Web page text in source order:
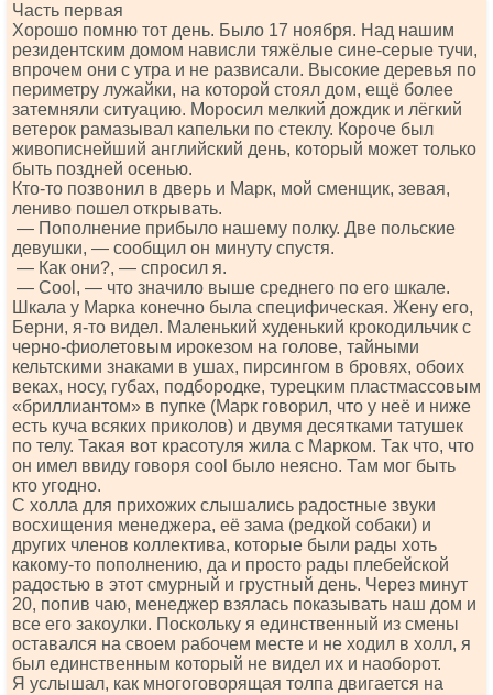
Часть первая
Хорошо помню тот день. Было 17 ноября. Над нашим
резидентским домом нависли тяжёлые сине-серые тучи,
впрочем они с утра и не развисали. Высокие деревья по
периметру лужайки, на которой стоял дом, ещё более
затемняли ситуацию. Моросил мелкий дождик и лёгкий
ветерок рамазывал капельки по стеклу. Короче был
живописнейший английский день, который может только
быть поздней осенью.
Кто-то позвонил в дверь и Марк, мой сменщик, зевая,
лениво пошел открывать.
— Пополнение прибыло нашему полку. Две польские
девушки, — сообщил он минуту спустя.
— Как они?, — спросил я.
— Сооl, — что значило выше среднего по его шкале.
Шкала у Марка конечно была специфическая. Жену его,
Берни, я-то видел. Маленький худенький крокодильчик с
черно-фиолетовым ирокезом на голове, тайными
кельтскими знаками в ушах, пирсингом в бровях, обоих
веках, носу, губах, подбородке, турецким пластмассовым
«бриллиантом» в пупке (Марк говорил, что у неё и ниже
есть куча всяких приколов) и двумя десятками татушек
по телу. Такая вот красотуля жила с Марком. Так что, что
он имел ввиду говоря сооl было неясно. Там мог быть
кто угодно.
С холла для прихожих слышались радостные звуки
восхищения менеджера, её зама (редкой собаки) и
других членов коллектива, которые были рады хоть
какому-то пополнению, да и просто рады плебейской
радостью в этот смурный и грустный день. Через минут
20, попив чаю, менеджер взялась показывать наш дом и
все его закоулки. Поскольку я единственный из смены
оставался на своем рабочем месте и не ходил в холл, я
был единственным который не видел их и наоборот.
Я услышал, как многоговорящая толпа двигается на